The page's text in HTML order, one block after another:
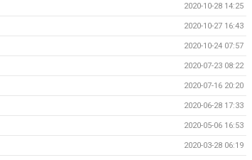
2020-10-28 14:25
2020-10-27 16:43
2020-10-24 07:57
2020-07-23 08:22
2020-07-16 20:20
2020-06-28 17:33
2020-05-06 16:53
2020-03-28 06:19